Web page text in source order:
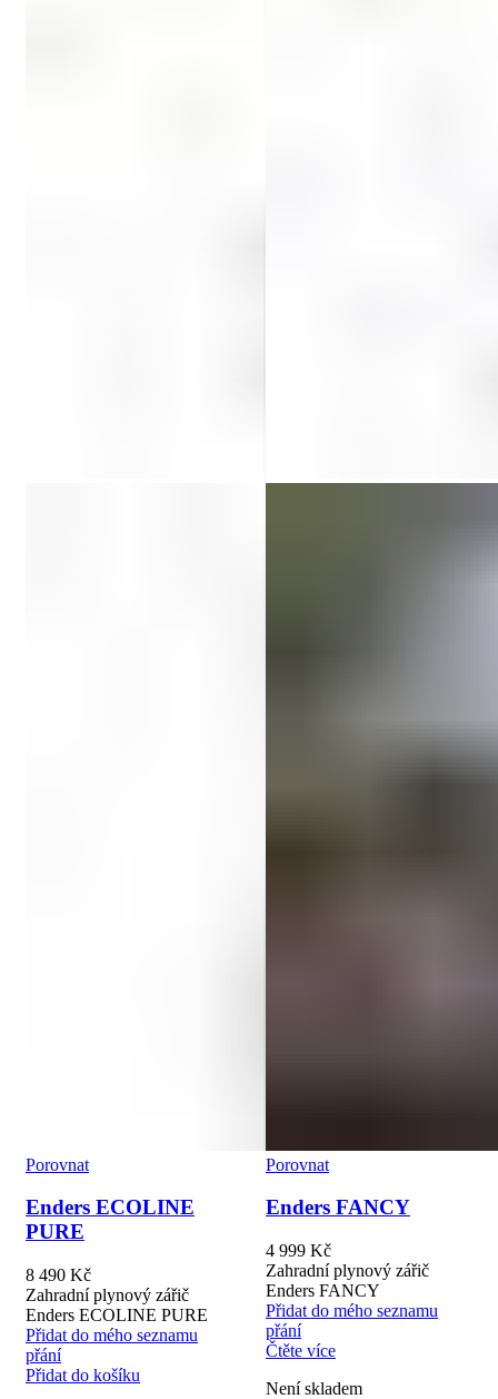
Porovnat
Enders ECOLINE
PURE
8 490 Kč
Zahradní plynový zářič
Enders ECOLINE PURE
Přidat do mého seznamu
přání
Přidat do košíku
Porovnat
Enders FANCY
4 999 Kč
Zahradní plynový zářič
Enders FANCY
Přidat do mého seznamu
přání
Čtěte více
Není skladem